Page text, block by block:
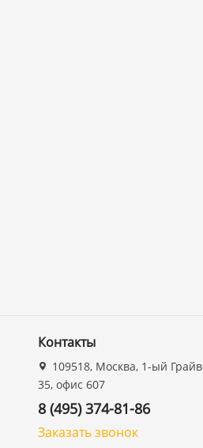
Контакты
109518, Москва, 1-ый
35, офис 607
8 (495) 374-81-86
Заказать звонок